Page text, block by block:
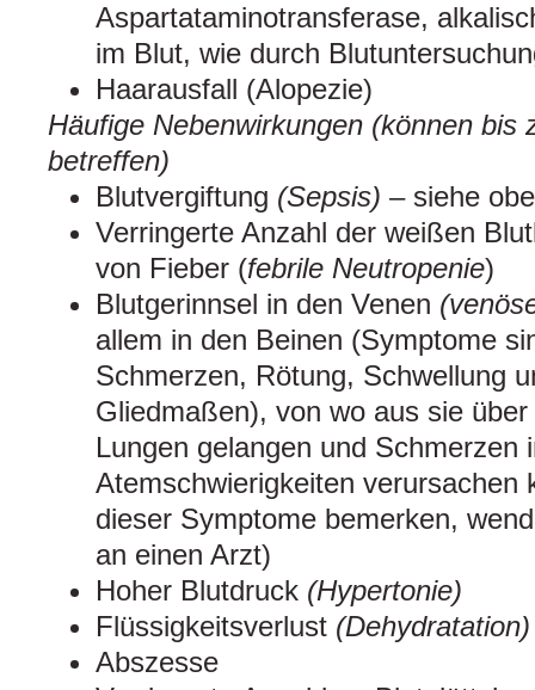
Aspartataminotransferase,
im Blut, wie durch
Haarausfall (Alopezie)
Häufige Nebenwirkungen (können bis
betreffen)
Blutvergiftung (Sepsis) – siehe
Verringerte Anzahl der weißen
von Fieber (febrile Neutropenie)
Blutgerinnsel in den Venen
allem in den Beinen (Symptome
Schmerzen, Rötung, Schwellung
Gliedmaßen), von wo aus sie
Lungen gelangen und Schmerzen
Atemschwierigkeiten verursachen
dieser Symptome bemerken,
an einen Arzt)
Hoher Blutdruck (Hypertonie)
Flüssigkeitsverlust (Dehydratation)
Abszesse